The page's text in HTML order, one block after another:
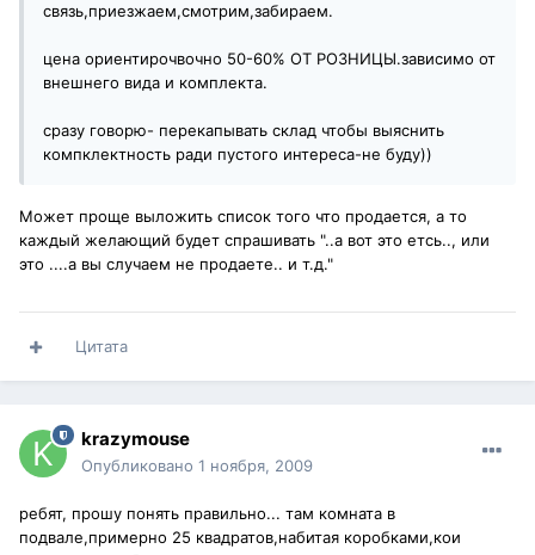
связь,приезжаем,смотрим,забираем.
цена ориентирочвочно 50-60% ОТ РОЗНИЦЫ.зависимо от
внешнего вида и комплекта.
сразу говорю- перекапывать склад чтобы выяснить
компклектность ради пустого интереса-не буду))
Может проще выложить список того что продается, а то
каждый желающий будет спрашивать "..а вот это етсь.., или
это ....а вы случаем не продаете.. и т.д."
Цитата
krazymouse
Опубликовано 1 ноября, 2009
ребят, прошу понять правильно... там комната в
подвале,примерно 25 квадратов,набитая коробками,кои